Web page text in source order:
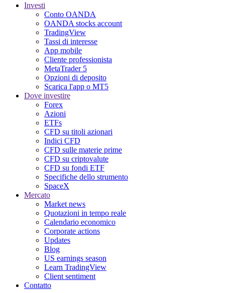
Investi
Conto OANDA
OANDA stocks account
TradingView
Tassi di interesse
App mobile
Cliente professionista
MetaTrader 5
Opzioni di deposito
Scarica l'app o MT5
Dove investire
Forex
Azioni
ETFs
CFD su titoli azionari
Indici CFD
CFD sulle materie prime
CFD su criptovalute
CFD su fondi ETF
Specifiche dello strumento
SpaceX
Mercato
Market news
Quotazioni in tempo reale
Calendario economico
Corporate actions
Updates
Blog
US earnings season
Learn TradingView
Client sentiment
Contatto